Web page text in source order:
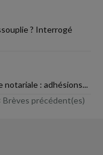
? Interrogé
: adhésions...
Brèves précédent(es)